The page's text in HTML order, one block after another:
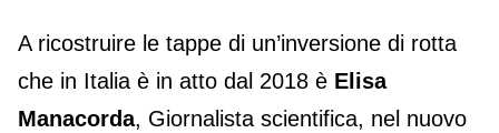
A ricostruire le tappe di un’inversione di rotta
che in Italia è in atto dal 2018 è Elisa
Manacorda, Giornalista scientifica, nel nuovo